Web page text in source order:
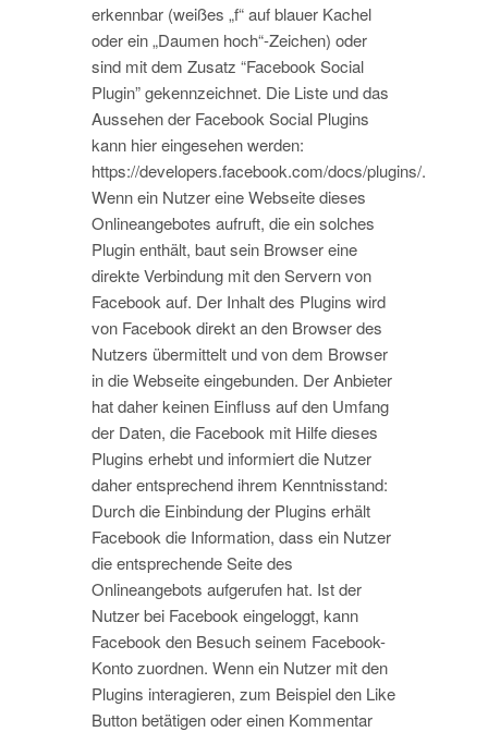
erkennbar (weißes „f“ auf blauer Kachel
oder ein „Daumen hoch“-Zeichen) oder
sind mit dem Zusatz “Facebook Social
Plugin” gekennzeichnet. Die Liste und das
Aussehen der Facebook Social Plugins
kann hier eingesehen werden:
https://developers.facebook.com/docs/plugins/.
Wenn ein Nutzer eine Webseite dieses
Onlineangebotes aufruft, die ein solches
Plugin enthält, baut sein Browser eine
direkte Verbindung mit den Servern von
Facebook auf. Der Inhalt des Plugins wird
von Facebook direkt an den Browser des
Nutzers übermittelt und von dem Browser
in die Webseite eingebunden. Der Anbieter
hat daher keinen Einfluss auf den Umfang
der Daten, die Facebook mit Hilfe dieses
Plugins erhebt und informiert die Nutzer
daher entsprechend ihrem Kenntnisstand:
Durch die Einbindung der Plugins erhält
Facebook die Information, dass ein Nutzer
die entsprechende Seite des
Onlineangebots aufgerufen hat. Ist der
Nutzer bei Facebook eingeloggt, kann
Facebook den Besuch seinem Facebook-
Konto zuordnen. Wenn ein Nutzer mit den
Plugins interagieren, zum Beispiel den Like
Button betätigen oder einen Kommentar